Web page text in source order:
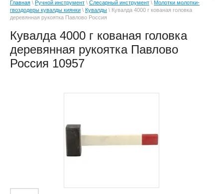
Главная \ Ручной инструмент \ Слесарный инструмент \ Молотки молотки-
гвоздодеры кувалды киянки \ Кувалды \ Кувалда 4000 г кованая головка
деревянная рукоятка Павлово Россия
Кувалда 4000 г кованая головка
деревянная рукоятка Павлово
Россия 10957